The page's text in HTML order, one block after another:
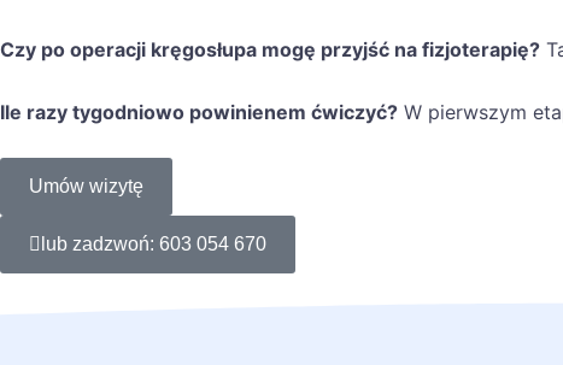
Czy po operacji kręgosłupa mogę przyjść na fizjoterapię?
Ile razy tygodniowo powinienem ćwiczyć? W pierwszym
Umów wizytę
lub zadzwoń: 603 054 670